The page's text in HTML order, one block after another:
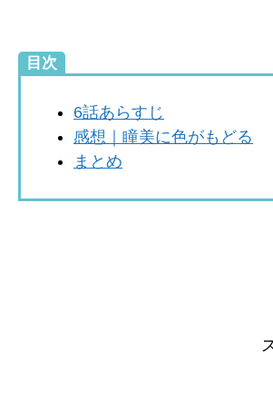
目次
6話あらすじ
感想｜瞳美に色がもどる
まとめ